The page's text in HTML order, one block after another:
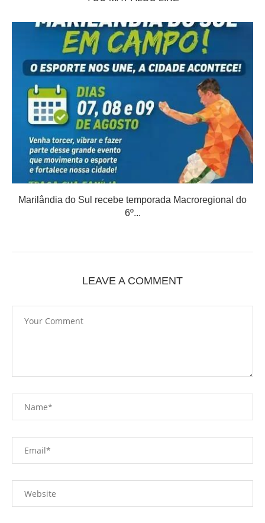
Marilândia do Sul recebe temporada Macroregional do
6º...
LEAVE A COMMENT